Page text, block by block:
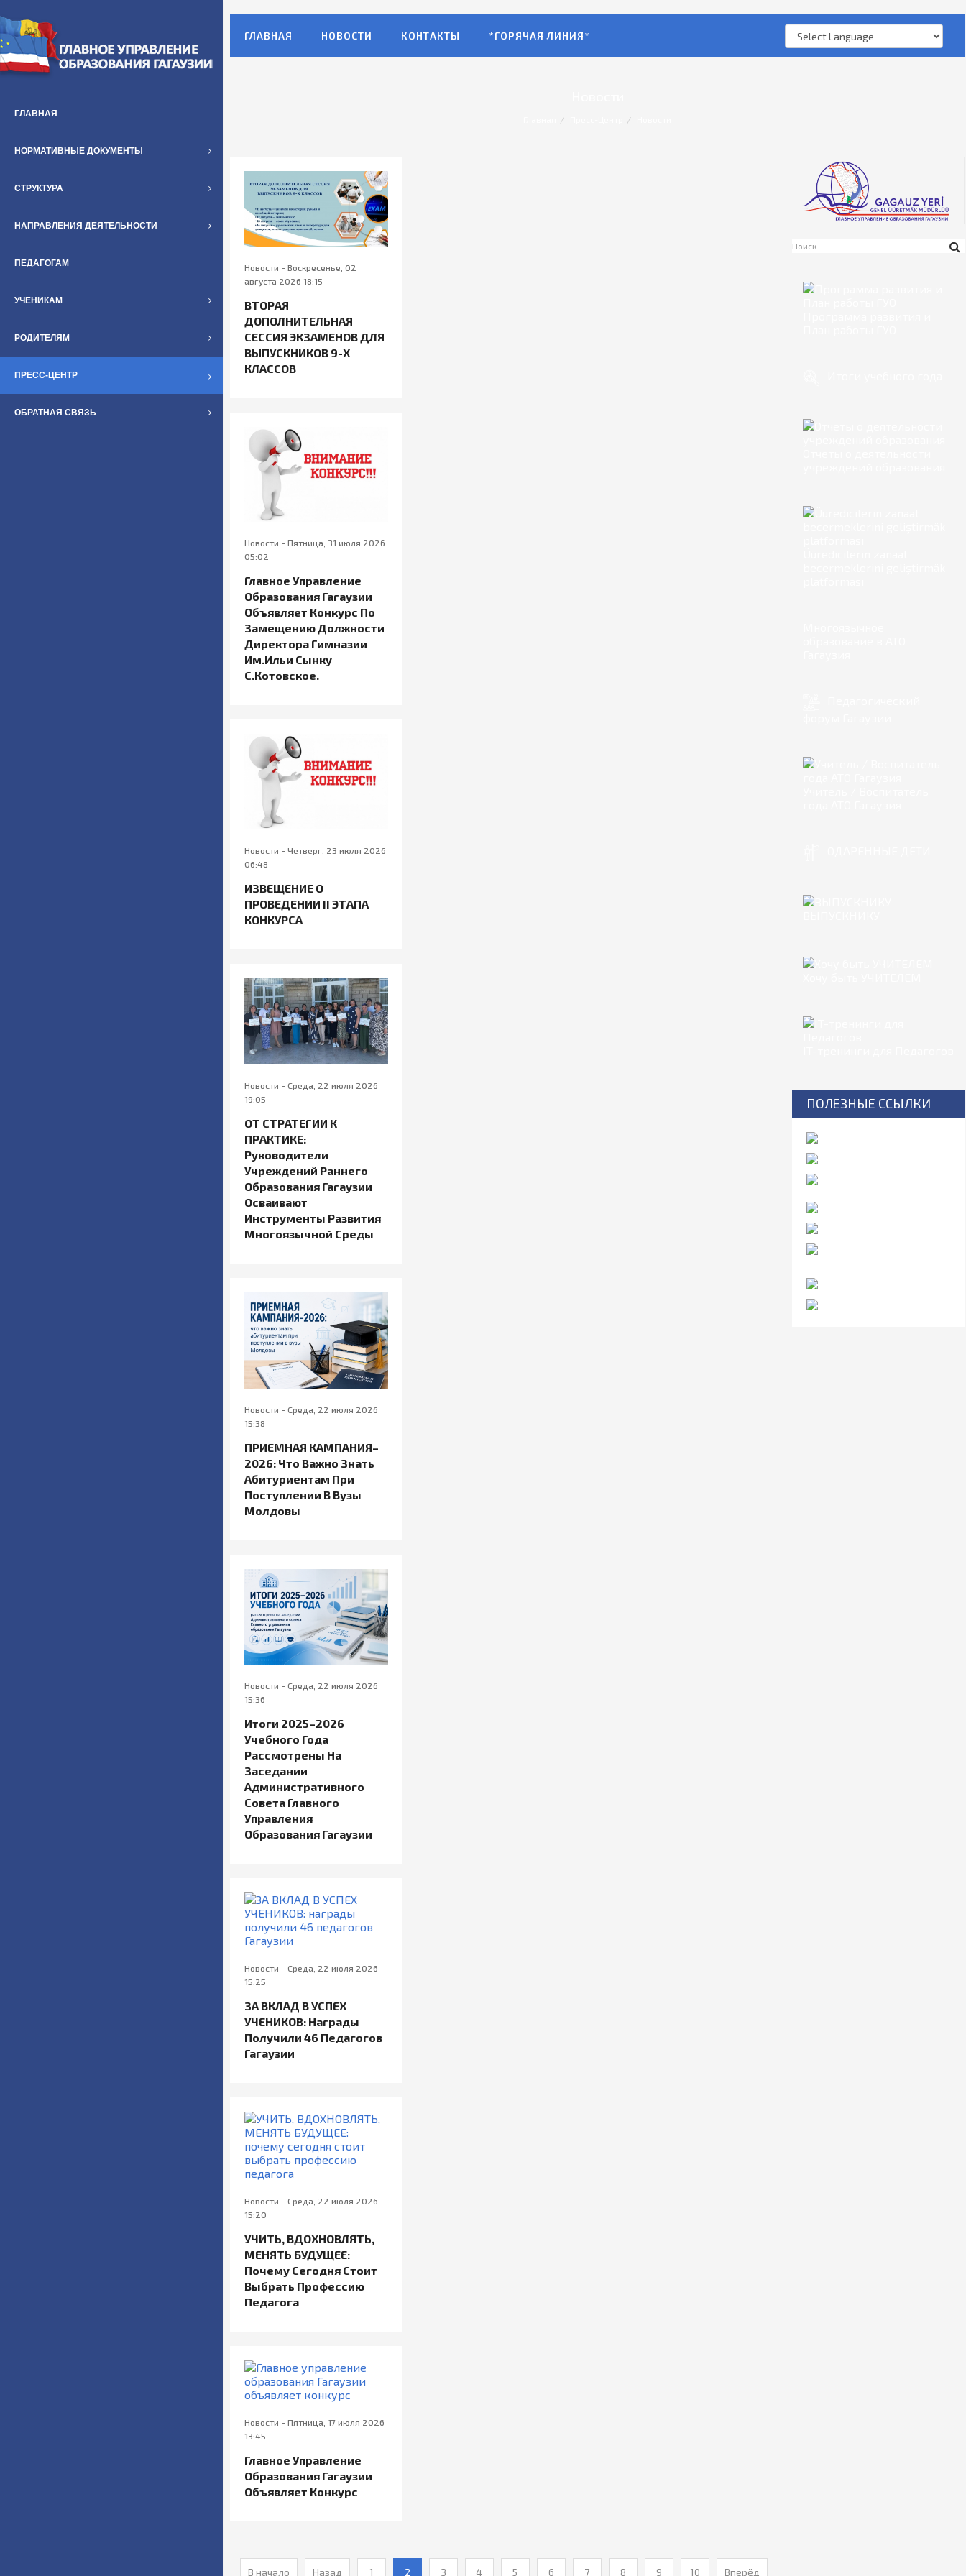
ГЛАВНАЯ
НОРМАТИВНЫЕ ДОКУМЕНТЫ
СТРУКТУРА
НАПРАВЛЕНИЯ ДЕЯТЕЛЬНОСТИ
ПЕДАГОГАМ
УЧЕНИКАМ
РОДИТЕЛЯМ
ПРЕСС-ЦЕНТР
ОБРАТНАЯ СВЯЗЬ
ГЛАВНАЯ НОВОСТИ КОНТАКТЫ *ГОРЯЧАЯ ЛИНИЯ*
Новости - Воскресенье, 02
августа 2026 18:15
ВТОРАЯ
ДОПОЛНИТЕЛЬНАЯ
СЕССИЯ ЭКЗАМЕНОВ ДЛЯ
ВЫПУСКНИКОВ 9-Х
КЛАССОВ
Новости - Пятница, 31 июля 2026
05:02
Главное Управление
Образования Гагаузии
Объявляет Конкурс По
Замещению Должности
Директора Гимназии
Им.Ильи Сынку
С.Котовское.
Новости - Четверг, 23 июля 2026
06:48
ИЗВЕЩЕНИЕ О
ПРОВЕДЕНИИ II ЭТАПА
КОНКУРСА
Новости - Среда, 22 июля 2026
19:05
ОТ СТРАТЕГИИ К
ПРАКТИКЕ:
Руководители
Учреждений Раннего
Образования Гагаузии
Осваивают
Инструменты Развития
Многоязычной Среды
Новости - Среда, 22 июля 2026
15:38
ПРИЕМНАЯ КАМПАНИЯ–
2026: Что Важно Знать
Абитуриентам При
Поступлении В Вузы
Молдовы
Новости - Среда, 22 июля 2026
15:36
Итоги 2025–2026
Учебного Года
Рассмотрены На
Заседании
Административного
Совета Главного
Управления
Образования Гагаузии
Новости - Среда, 22 июля 2026
15:25
ЗА ВКЛАД В УСПЕХ
УЧЕНИКОВ: Награды
Получили 46 Педагогов
Гагаузии
Новости - Среда, 22 июля 2026
15:20
УЧИТЬ, ВДОХНОВЛЯТЬ,
МЕНЯТЬ БУДУЩЕЕ:
Почему Сегодня Стоит
Выбрать Профессию
Педагога
Новости - Пятница, 17 июля 2026
13:45
Главное Управление
Образования Гагаузии
Объявляет Конкурс
В начало Назад 1 2 3 4 5 6 7 8 9 10 Вперёд
ПОЛЕЗНЫЕ ССЫЛКИ